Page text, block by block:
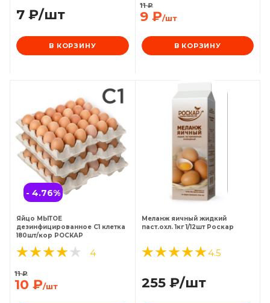
7 ₽/шт
В КОРЗИНУ
9₽/шт
11₽
В КОРЗИНУ
- 4.76%
Яйцо МЫТОЕ
дезинфицированное С1 клетка
180шт/кор РОСКАР
4
10 ₽/шт
11₽
Меланж яичный жидкий
паст.охл. 1кг 1/12шт Роскар
4.5
255₽/шт